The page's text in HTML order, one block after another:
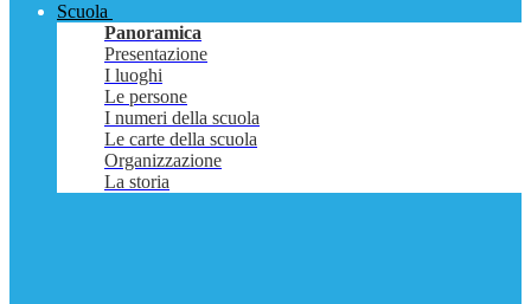
Scuola
Panoramica
Presentazione
I luoghi
Le persone
I numeri della scuola
Le carte della scuola
Organizzazione
La storia